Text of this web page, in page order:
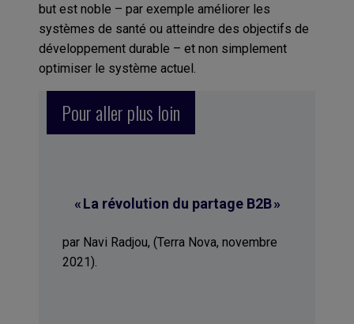
but est noble – par exemple améliorer les
systèmes de santé ou atteindre des objectifs de
développement durable – et non simplement
optimiser le système actuel.
Pour aller plus loin
« La révolution du partage B2B »
par Navi Radjou, (Terra Nova, novembre
2021).